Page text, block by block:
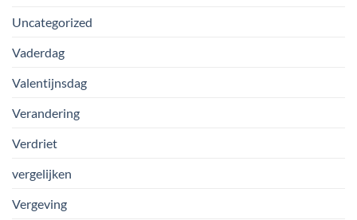
Uncategorized
Vaderdag
Valentijnsdag
Verandering
Verdriet
vergelijken
Vergeving